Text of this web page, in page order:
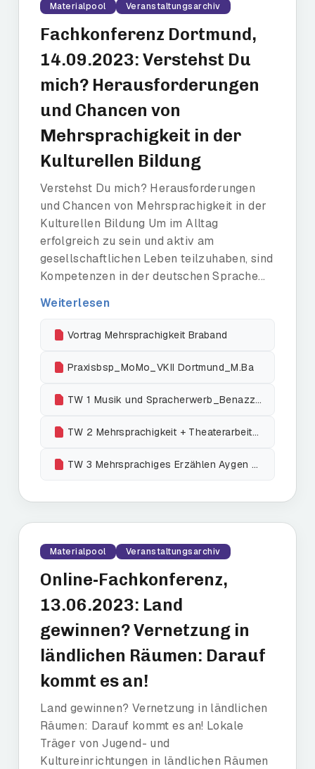
Materialpool Veranstaltungsarchiv
Fachkonferenz Dortmund,
14.09.2023: Verstehst Du
mich? Herausforderungen
und Chancen von
Mehrsprachigkeit in der
Kulturellen Bildung
Verstehst Du mich? Herausforderungen
und Chancen von Mehrsprachigkeit in der
Kulturellen Bildung Um im Alltag
erfolgreich zu sein und aktiv am
gesellschaftlichen Leben teilzuhaben, sind
Kompetenzen in der deutschen Sprache...
Weiterlesen
Vortrag Mehrsprachigkeit Braband
Praxisbsp_MoMo_VKII Dortmund_M.Ba
TW 1 Musik und Spracherwerb_Benazzouz
TW 2 Mehrsprachigkeit + Theaterarbeit_C.Gündogdu
TW 3 Mehrsprachiges Erzählen Aygen Sibel Celik
Materialpool Veranstaltungsarchiv
Online-Fachkonferenz,
13.06.2023: Land
gewinnen? Vernetzung in
ländlichen Räumen: Darauf
kommt es an!
Land gewinnen? Vernetzung in ländlichen
Räumen: Darauf kommt es an! Lokale
Träger von Jugend- und
Kultureinrichtungen in ländlichen Räumen